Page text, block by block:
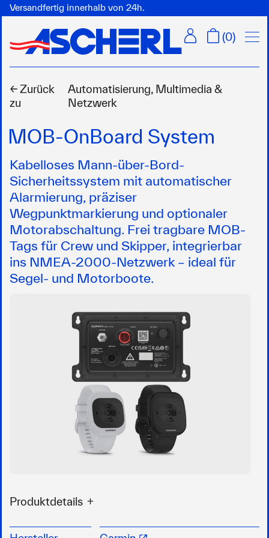
Versandfertig innerhalb von 24h.
(0)
← Zurück
zu
Automatisierung, Multimedia &
Netzwerk
MOB-OnBoard System
Kabelloses Mann-über-Bord-
Sicherheitssystem mit automatischer
Alarmierung, präziser
Wegpunktmarkierung und optionaler
Motorabschaltung. Frei tragbare MOB-
Tags für Crew und Skipper, integrierbar
ins NMEA-2000-Netzwerk – ideal für
Segel- und Motorboote.
Produktdetails